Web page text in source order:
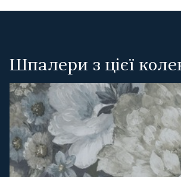
Шпалери з цієї